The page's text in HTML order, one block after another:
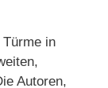
in
Autoren,